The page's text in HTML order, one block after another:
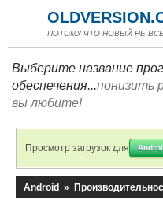
ПОТОМУ ЧТО НОВЫЙ НЕ
Выберите название
обеспечения...понизить
вы любите!
Просмотр загрузок для
Android »